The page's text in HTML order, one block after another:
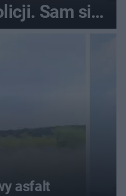
Sam się
asfalt